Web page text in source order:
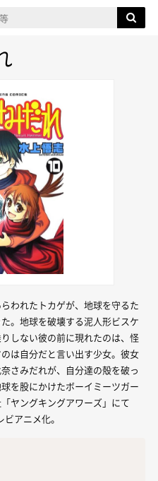
われたトカゲが、地球を守るた
。地球を破壊する泥人形ビスケ
しない彼の前に現れたのは、怪
は自分だと言い出す少女。彼女
さみだれが、自分達の殻を破っ
を股にかけたボーイミーツガー
ヤングキングアワーズ」にて
アニメ化。